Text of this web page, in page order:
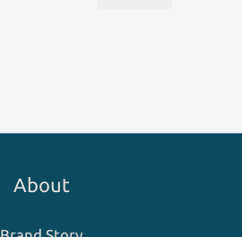
About